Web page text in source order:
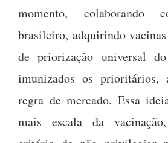
momento, colaborando
brasileiro, adquirindo
de priorização universal
imunizados os
regra de mercado. Essa
mais escala da